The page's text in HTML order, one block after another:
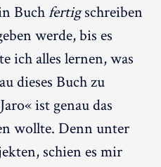
Buchfertigschreiben
werde, bis es
ich alles lernen, was
dieses Buch zu
ist genau das
wollte. Denn unter
schien es mir